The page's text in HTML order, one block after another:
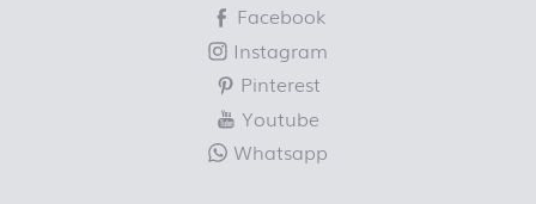
Facebook
Instagram
Pinterest
Youtube
Whatsapp